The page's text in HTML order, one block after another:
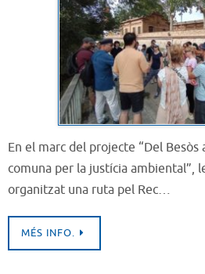
En el marc del projecte “Del Besòs
comuna per la justícia ambiental”,
organitzat una ruta pel Rec…
MÉS INFO.